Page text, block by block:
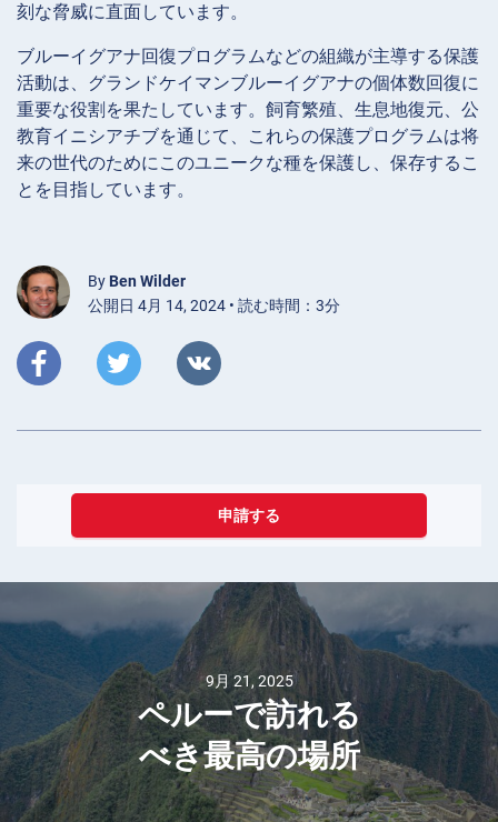
刻な脅威に直面しています。
ブルーイグアナ回復プログラムなどの組織が主導する保護
活動は、グランドケイマンブルーイグアナの個体数回復に
重要な役割を果たしています。飼育繁殖、生息地復元、公
教育イニシアチブを通じて、これらの保護プログラムは将
来の世代のためにこのユニークな種を保護し、保存するこ
とを目指しています。
By Ben Wilder
公開日 4月 14, 2024 • 読む時間：3分
申請する
9月 21, 2025
ペルーで訪れる
べき最高の場所